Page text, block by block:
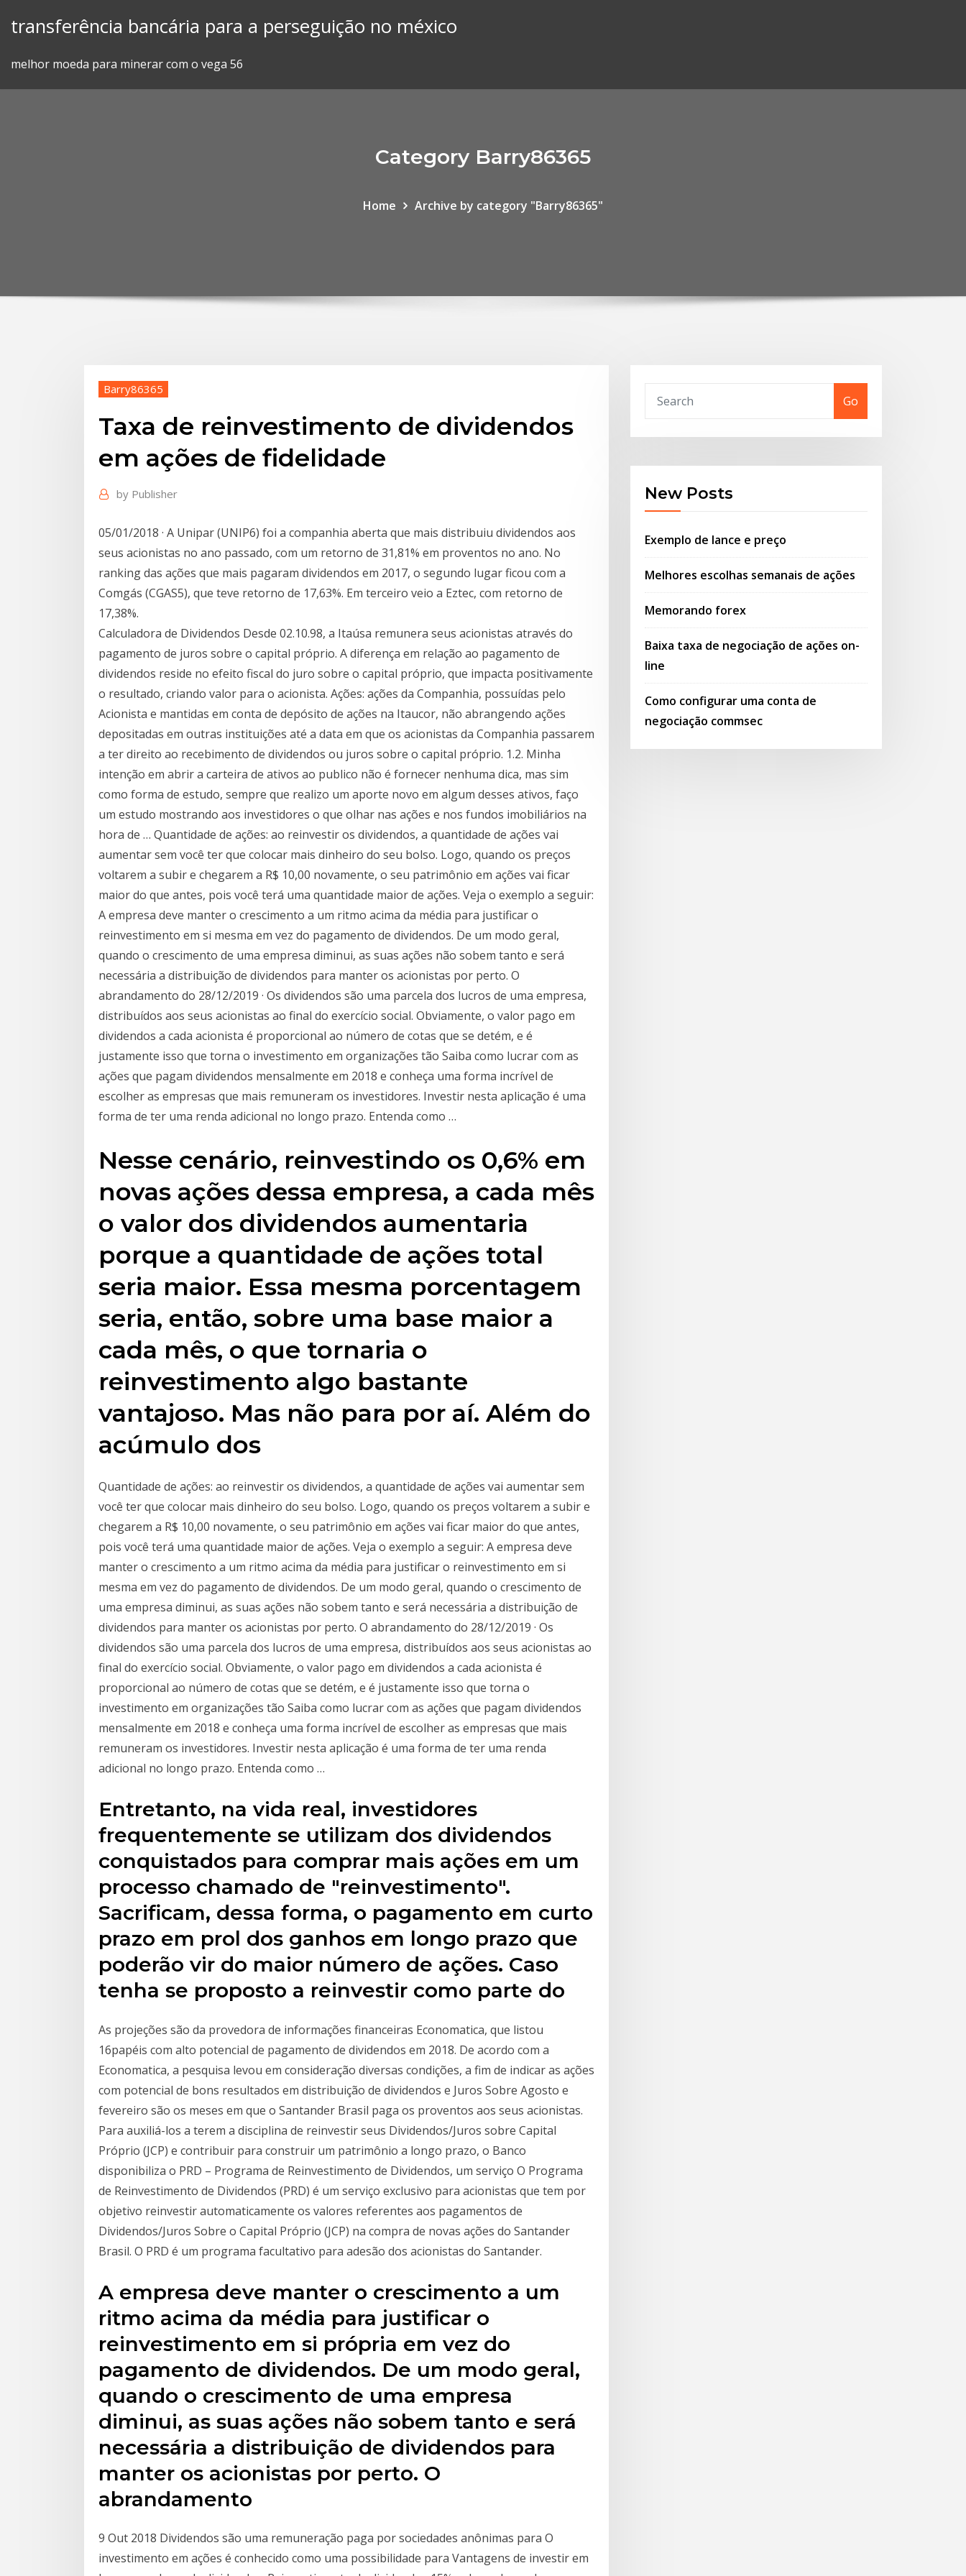
transferência bancária para a perseguição no méxico
melhor moeda para minerar com o vega 56
Category Barry86365
Home Archive by category "Barry86365"
Barry86365
Taxa de reinvestimento de dividendos
em ações de fidelidade
by Publisher
05/01/2018 · A Unipar (UNIP6) foi a companhia aberta que mais distribuiu dividendos aos
seus acionistas no ano passado, com um retorno de 31,81% em proventos no ano. No
ranking das ações que mais pagaram dividendos em 2017, o segundo lugar ficou com a
Comgás (CGAS5), que teve retorno de 17,63%. Em terceiro veio a Eztec, com retorno de
17,38%.
Calculadora de Dividendos Desde 02.10.98, a Itaúsa remunera seus acionistas através do
pagamento de juros sobre o capital próprio. A diferença em relação ao pagamento de
dividendos reside no efeito fiscal do juro sobre o capital próprio, que impacta positivamente
o resultado, criando valor para o acionista. Ações: ações da Companhia, possuídas pelo
Acionista e mantidas em conta de depósito de ações na Itaucor, não abrangendo ações
depositadas em outras instituições até a data em que os acionistas da Companhia passarem
a ter direito ao recebimento de dividendos ou juros sobre o capital próprio. 1.2. Minha
intenção em abrir a carteira de ativos ao publico não é fornecer nenhuma dica, mas sim
como forma de estudo, sempre que realizo um aporte novo em algum desses ativos, faço
um estudo mostrando aos investidores o que olhar nas ações e nos fundos imobiliários na
hora de … Quantidade de ações: ao reinvestir os dividendos, a quantidade de ações vai
aumentar sem você ter que colocar mais dinheiro do seu bolso. Logo, quando os preços
voltarem a subir e chegarem a R$ 10,00 novamente, o seu patrimônio em ações vai ficar
maior do que antes, pois você terá uma quantidade maior de ações. Veja o exemplo a seguir:
A empresa deve manter o crescimento a um ritmo acima da média para justificar o
reinvestimento em si mesma em vez do pagamento de dividendos. De um modo geral,
quando o crescimento de uma empresa diminui, as suas ações não sobem tanto e será
necessária a distribuição de dividendos para manter os acionistas por perto. O
abrandamento do 28/12/2019 · Os dividendos são uma parcela dos lucros de uma empresa,
distribuídos aos seus acionistas ao final do exercício social. Obviamente, o valor pago em
dividendos a cada acionista é proporcional ao número de cotas que se detém, e é
justamente isso que torna o investimento em organizações tão Saiba como lucrar com as
ações que pagam dividendos mensalmente em 2018 e conheça uma forma incrível de
escolher as empresas que mais remuneram os investidores. Investir nesta aplicação é uma
forma de ter uma renda adicional no longo prazo. Entenda como …
Nesse cenário, reinvestindo os 0,6% em
novas ações dessa empresa, a cada mês
o valor dos dividendos aumentaria
porque a quantidade de ações total
seria maior. Essa mesma porcentagem
seria, então, sobre uma base maior a
cada mês, o que tornaria o
reinvestimento algo bastante
vantajoso. Mas não para por aí. Além do
acúmulo dos
Quantidade de ações: ao reinvestir os dividendos, a quantidade de ações vai aumentar sem
você ter que colocar mais dinheiro do seu bolso. Logo, quando os preços voltarem a subir e
chegarem a R$ 10,00 novamente, o seu patrimônio em ações vai ficar maior do que antes,
pois você terá uma quantidade maior de ações. Veja o exemplo a seguir: A empresa deve
manter o crescimento a um ritmo acima da média para justificar o reinvestimento em si
mesma em vez do pagamento de dividendos. De um modo geral, quando o crescimento de
uma empresa diminui, as suas ações não sobem tanto e será necessária a distribuição de
dividendos para manter os acionistas por perto. O abrandamento do 28/12/2019 · Os
dividendos são uma parcela dos lucros de uma empresa, distribuídos aos seus acionistas ao
final do exercício social. Obviamente, o valor pago em dividendos a cada acionista é
proporcional ao número de cotas que se detém, e é justamente isso que torna o
investimento em organizações tão Saiba como lucrar com as ações que pagam dividendos
mensalmente em 2018 e conheça uma forma incrível de escolher as empresas que mais
remuneram os investidores. Investir nesta aplicação é uma forma de ter uma renda
adicional no longo prazo. Entenda como …
Entretanto, na vida real, investidores
frequentemente se utilizam dos dividendos
conquistados para comprar mais ações em um
processo chamado de "reinvestimento".
Sacrificam, dessa forma, o pagamento em curto
prazo em prol dos ganhos em longo prazo que
poderão vir do maior número de ações. Caso
tenha se proposto a reinvestir como parte do
As projeções são da provedora de informações financeiras Economatica, que listou
16papéis com alto potencial de pagamento de dividendos em 2018. De acordo com a
Economatica, a pesquisa levou em consideração diversas condições, a fim de indicar as ações
com potencial de bons resultados em distribuição de dividendos e Juros Sobre Agosto e
fevereiro são os meses em que o Santander Brasil paga os proventos aos seus acionistas.
Para auxiliá-los a terem a disciplina de reinvestir seus Dividendos/Juros sobre Capital
Próprio (JCP) e contribuir para construir um patrimônio a longo prazo, o Banco
disponibiliza o PRD – Programa de Reinvestimento de Dividendos, um serviço O Programa
de Reinvestimento de Dividendos (PRD) é um serviço exclusivo para acionistas que tem por
objetivo reinvestir automaticamente os valores referentes aos pagamentos de
Dividendos/Juros Sobre o Capital Próprio (JCP) na compra de novas ações do Santander
Brasil. O PRD é um programa facultativo para adesão dos acionistas do Santander.
A empresa deve manter o crescimento a um
ritmo acima da média para justificar o
reinvestimento em si própria em vez do
pagamento de dividendos. De um modo geral,
quando o crescimento de uma empresa
diminui, as suas ações não sobem tanto e será
necessária a distribuição de dividendos para
manter os acionistas por perto. O
abrandamento
9 Out 2018 Dividendos são uma remuneração paga por sociedades anônimas para O
investimento em ações é conhecido como uma possibilidade para Vantagens de investir em
Go
New Posts
Exemplo de lance e preço
Melhores escolhas semanais de ações
Memorando forex
Baixa taxa de negociação de ações on-
line
Como configurar uma conta de
negociação commsec